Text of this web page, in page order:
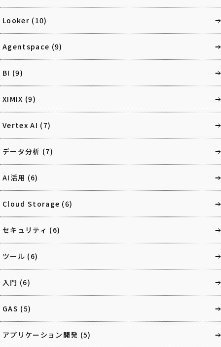
Looker (10)
Agentspace (9)
BI (9)
XIMIX (9)
Vertex AI (7)
データ分析 (7)
AI活用 (6)
Cloud Storage (6)
セキュリティ (6)
ツール (6)
入門 (6)
GAS (5)
アプリケーション開発 (5)